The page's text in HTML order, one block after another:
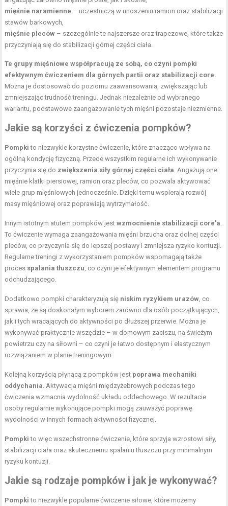
mięśnie naramienne – uczestniczą w unoszeniu ramion oraz stabilizacji
stawów barkowych,
mięśnie pleców – szczególnie te najszersze oraz trapezowe, które także
przyczyniają się do stabilizacji górnej części ciała.
Te grupy mięśniowe współpracują ze sobą, co czyni pompki
efektywnym ćwiczeniem dla górnych partii oraz stabilizacji core.
Można je dostosować do poziomu zaawansowania, zwiększając lub
zmniejszając trudność treningu. Jednak niezależnie od wybranego
wariantu, podstawowe zaangażowanie tych mięśni pozostaje niezmienne.
Jakie są korzyści z ćwiczenia pompków?
Pompki to niezwykle korzystne ćwiczenie, które znacząco wpływa na
ogólną kondycję fizyczną. Przede wszystkim regularne ich wykonywanie
przyczynia się do zwiększenia siły górnej części ciała. Angażują one
mięśnie klatki piersiowej, ramion oraz pleców, co pozwala aktywować
wiele grup mięśniowych jednocześnie. Dzięki temu wspierają rozwój
masy mięśniowej oraz poprawiają wytrzymałość.
Innym istotnym atutem pompków jestwzmocnienie stabilizacji core’a.
To ćwiczenie wymaga zaangażowania mięśni brzucha oraz dolnej części
pleców, co przyczynia się do lepszej postawy i zmniejsza ryzyko kontuzji.
Regularne treningi z wykorzystaniem pompków wspomagają także
proces spalania tłuszczu, co czyni je efektywnym elementem programu
odchudzającego.
Dodatkowo pompki charakteryzują się niskim ryzykiem urazów, co
sprawia, że są doskonałym wyborem zarówno dla osób początkujących,
jak i tych wracających do aktywności po dłuższej przerwie. Można je
wykonywać praktycznie wszędzie – w domowym zaciszu, na świeżym
powietrzu czy na siłowni – co czyni je łatwo dostępnym i elastycznym
rozwiązaniem w planie treningowym.
Kolejną korzyścią płynącą z pompków jest poprawa mechaniki
oddychania. Aktywacja mięśni międzyżebrowych podczas tego
ćwiczenia wzmacnia wydolność układu oddechowego. W rezultacie
osoby regularnie wykonujące pompki mogą zauważyć poprawę
wydolności w innych formach aktywności fizycznej.
Pompki to więc wszechstronne ćwiczenie, które sprzyja wzrostowi siły,
stabilizacji ciała oraz skutecznemu spalaniu tłuszczu przy minimalnym
ryzyku kontuzji.
Jakie są rodzaje pompków i jak je wykonywać?
Pompki to niezwykle popularne ćwiczenie siłowe, które możemy